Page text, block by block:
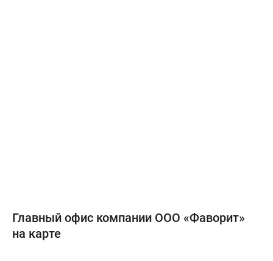
Главный офис компании ООО «Фаворит»
на карте